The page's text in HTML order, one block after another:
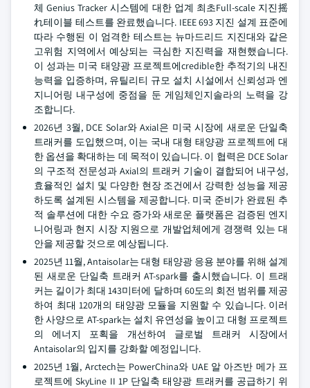
체 Genius Tracker 시스템에 대한 업계 최초Full-scale 지진摇
れ테이블 테스트를 완료했습니다. IEEE 693 지진 설계 표준에
따라 수행된 이 엄격한 테스트는 뉴마드리드 지진대와 같은
고위험 지역에서 예상되는 극심한 지진력을 재현했습니다.
이 성과는 미국 태양광 프로젝트에credible한 추적기의 내진
능력을 입증하며, 유틸리티 규모 설치 시설에서 신뢰성과 엔
지니어링 내구성에 중점을 둔 게임체인지솔라의 노력을 강
조합니다.
2026년 3월, DCE Solar와 Axial은 미국 시장에 새로운 단일축
트래커를 도입했으며, 이는 국내 대형 태양광 프로젝트에 대
한 옵션을 확대하는 데 목적이 있습니다. 이 협력은 DCE Solar
의 구조적 전문성과 Axial의 트래커 기술이 결합되어 내구성,
효율적인 설치 및 다양한 현장 조건에서 강력한 성능을 제공
하도록 설계된 시스템을 제공합니다. 미국 준비가 완료된 추
적 솔루션에 대한 수요 증가와 새로운 플랫폼은 검증된 엔지
니어링과 현지 시장 지원으로 개발업체에게 경쟁력 있는 대
안을 제공할 것으로 예상됩니다.
2025년 11월, Antaisolar는 대형 태양광 응용 분야를 위해 설계
된 새로운 단일축 트래커 AT-spark를 출시했습니다. 이 트래
커는 길이가 최대 143미터에 달하며 60도의 회전 범위를 제공
하여 최대 120개의 태양광 모듈을 지원할 수 있습니다. 이러
한 사양으로 AT-spark는 설치 유연성을 높이고 대형 프로젝트
의 에너지 포획을 개선하여 글로벌 트래커 시장에서
Antaisolar의 입지를 강화할 예정입니다.
2025년 1월, Arctech는 PowerChina와 UAE 알 아즈반 메가 프
로젝트에 SkyLine II 1P 단일축 태양광 트래커를 공급하기 위